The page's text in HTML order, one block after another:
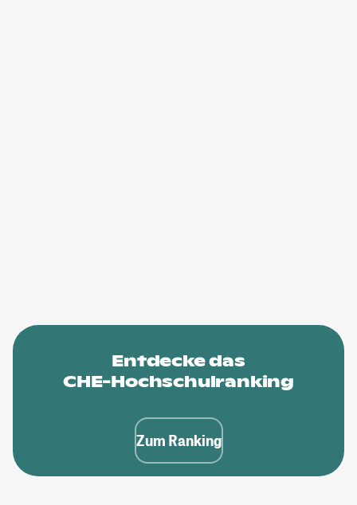
Entdecke das
CHE-Hochschulranking
Zum Ranking